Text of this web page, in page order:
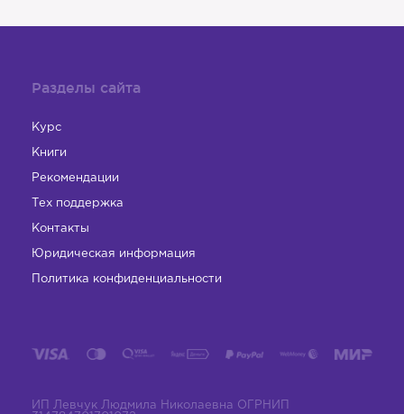
Разделы сайта
Курс
Книги
Рекомендации
Тех поддержка
Контакты
Юридическая информация
Политика конфиденциальности
ИП Левчук Людмила Николаевна ОГРНИП